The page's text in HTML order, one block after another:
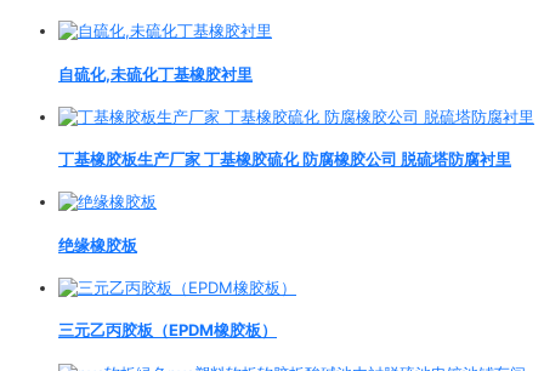
自硫化,未硫化丁基橡胶衬里
丁基橡胶板生产厂家 丁基橡胶硫化 防腐橡胶公司 脱硫塔防腐衬里
绝缘橡胶板
三元乙丙胶板（EPDM橡胶板）